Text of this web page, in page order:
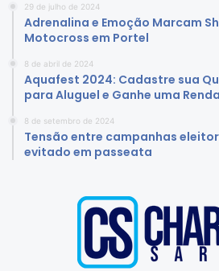
29 de julho de 2024
Adrenalina e Emoção Marcam
Motocross em Portel
8 de abril de 2024
Aquafest 2024: Cadastre sua
para Aluguel e Ganhe uma
8 de setembro de 2024
Tensão entre campanhas
evitado em passeata